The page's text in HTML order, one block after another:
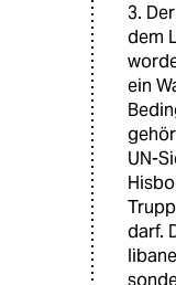
3.
dem
ein
UN-
darf.